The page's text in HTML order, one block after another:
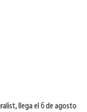
llega el 6 de agosto